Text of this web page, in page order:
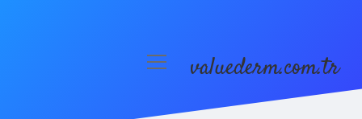
menüyüvaluederm.com.tr